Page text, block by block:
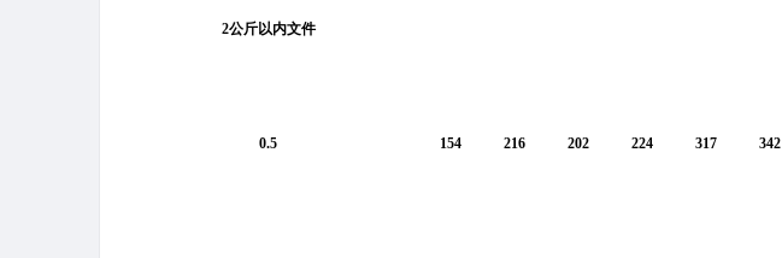
2公斤以内文件
0.5 154 216 202 224 317 342